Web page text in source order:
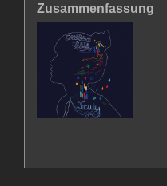
Zusammenfassung